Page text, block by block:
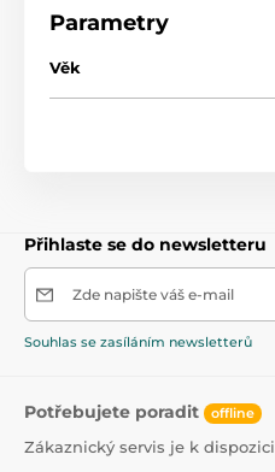
Parametry
Věk
Přihlaste se do newsletteru
Zde napište váš e-mail
Souhlas se zasíláním newsletterů
Potřebujete poradit offline
Zákaznický servis je k dispozici